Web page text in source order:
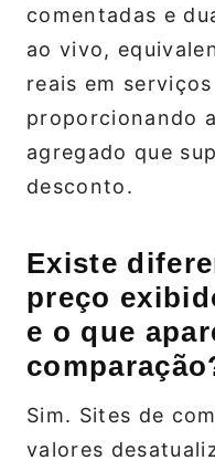
comentadas e
ao vivo,
reais em
proporcionando
agregado que
desconto.
Existe
preço
e o que
Sim. Sites de
valores